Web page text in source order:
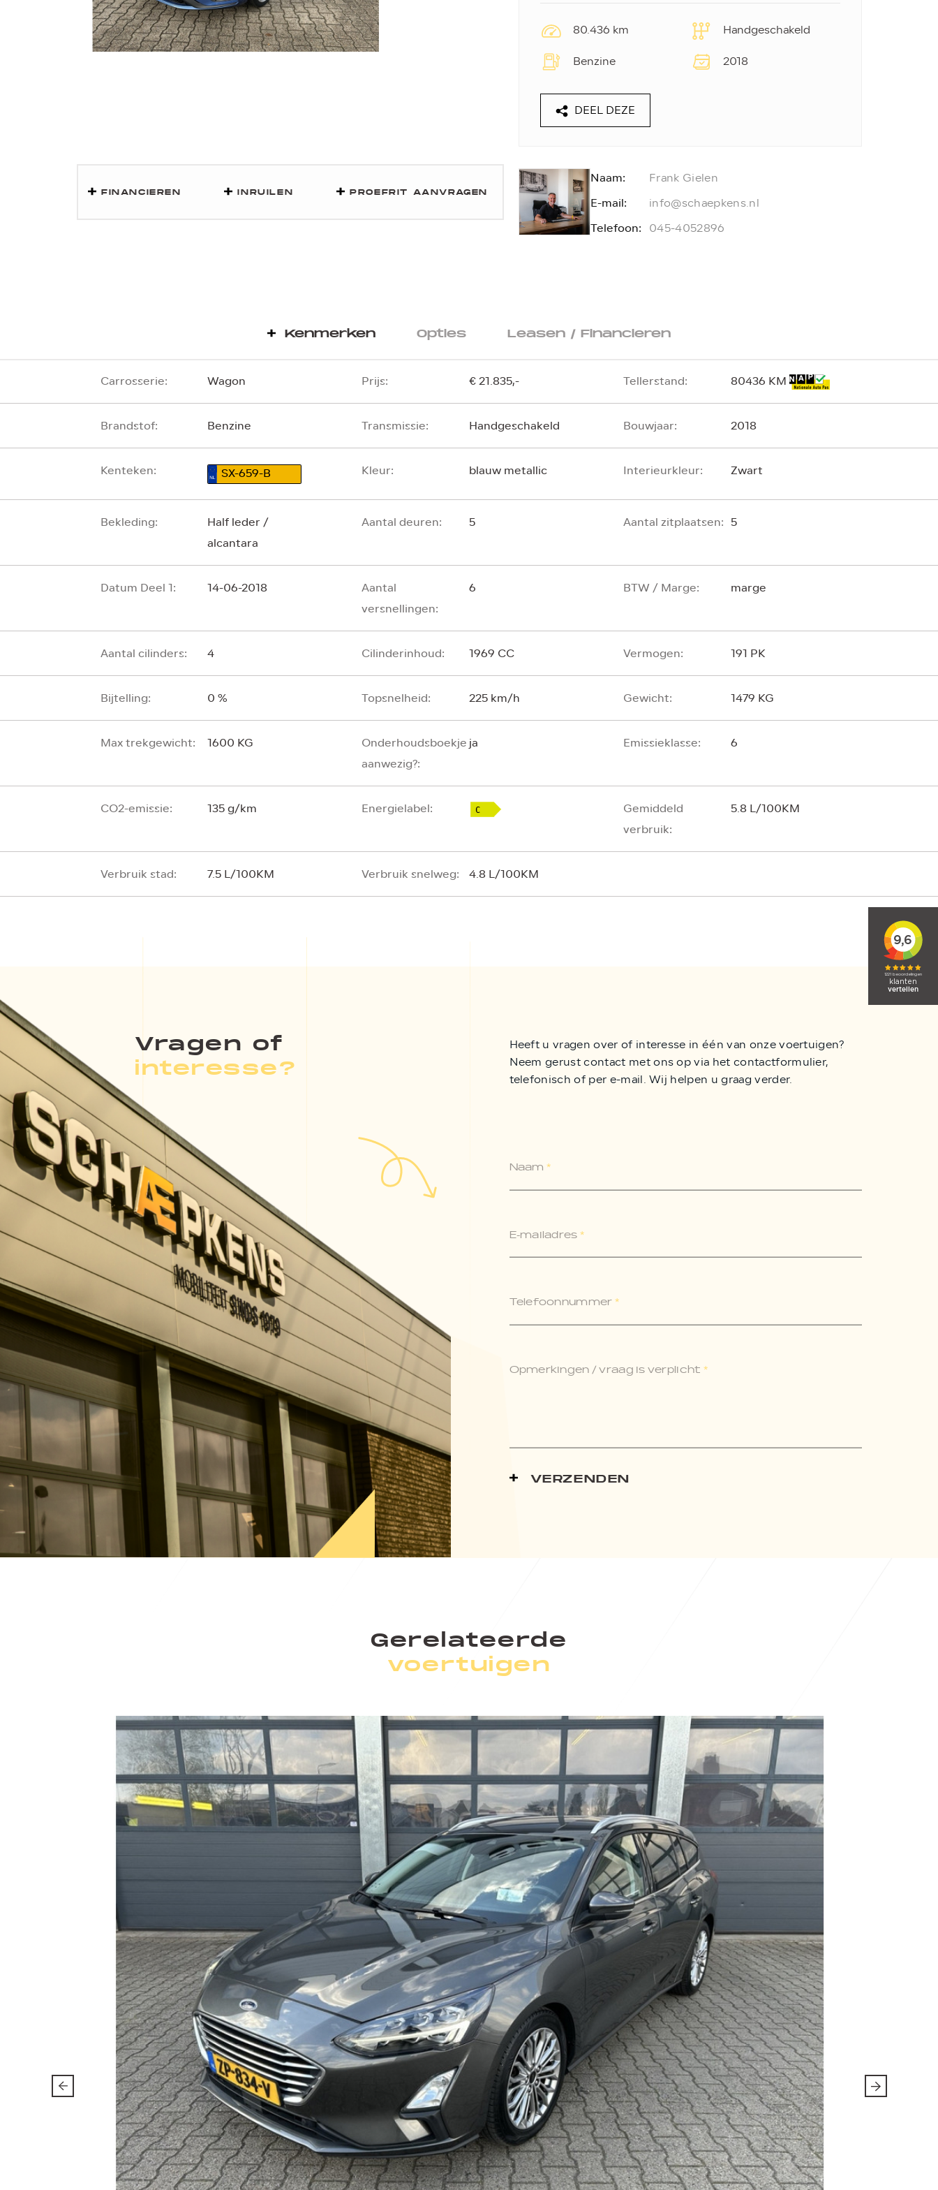
80.436 km
Handgeschakeld
Benzine
2018
DEEL DEZE
FINANCIEREN INRUILEN PROEFRIT AANVRAGEN
Naam: Frank Gielen
E-mail: info@schaepkens.nl
Telefoon: 045-4052896
Kenmerken Opties Leasen / Financieren
Carrosserie: Wagon Prijs: € 21.835,- Tellerstand: 80436 KM
Brandstof: Benzine Transmissie: Handgeschakeld Bouwjaar: 2018
Kenteken: SX-659-B Kleur: blauw metallic Interieurkleur: Zwart
Bekleding:
Half leder /
alcantara
Aantal deuren: 5 Aantal zitplaatsen: 5
Datum Deel 1: 14-06-2018
Aantal
versnellingen:
6 BTW / Marge: marge
Aantal cilinders: 4 Cilinderinhoud: 1969 CC Vermogen: 191 PK
Bijtelling: 0 % Topsnelheid: 225 km/h Gewicht: 1479 KG
Max trekgewicht: 1600 KG
Onderhoudsboekje
aanwezig?:
ja Emissieklasse: 6
CO2-emissie: 135 g/km Energielabel:
Gemiddeld
verbruik:
5.8 L/100KM
Verbruik stad: 7.5 L/100KM Verbruik snelweg: 4.8 L/100KM
Vragen of
interesse?
Heeft u vragen over of interesse in één van onze voertuigen?
Neem gerust contact met ons op via het contactformulier,
telefonisch of per e-mail. Wij helpen u graag verder.
Naam *
E-mailadres*
Telefoonnummer*
Opmerkingen / vraag is verplicht *
VERZENDEN
Gerelateerde
voertuigen